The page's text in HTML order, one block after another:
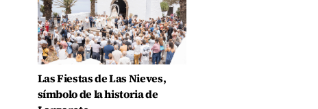
Las Fiestas de Las Nieves,
símbolo de la historia de